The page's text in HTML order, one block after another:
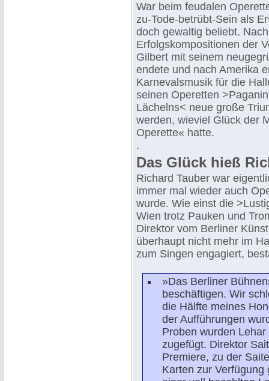
War beim feudalen
zu-Tode-betrübt-Sein als
doch gewaltig beliebt.
Erfolgskompositionen der
Gilbert mit seinem
endete und nach Amerika
Karnevalsmusik für die
seinen Operetten
Lächelns< neue große
werden, wieviel Glück der
Operette« hatte.
.
Das Glück hieß
Richard Tauber war
immer mal wieder auch
wurde. Wie einst die
Wien trotz Pauken und
Direktor vom Berliner
überhaupt nicht mehr im
zum Singen engagiert,
»Das Berliner
beschäftigen. Wir
die Hälfte meines
der Aufführungen
Proben wurden
zugefügt. Direktor
Premiere, zu der
Karten zur